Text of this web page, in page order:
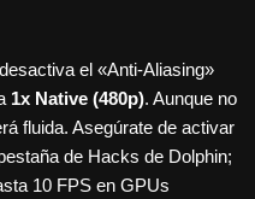
el «Anti-Aliasing»
1x Native (480p). Aunque no
fluida. Asegúrate de activar
de Hacks de Dolphin;
10 FPS en GPUs